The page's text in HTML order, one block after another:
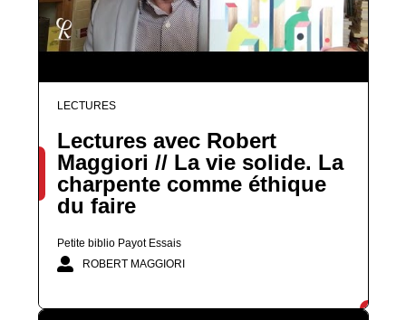
LECTURES
Lectures avec Robert
Maggiori // La vie solide. La
charpente comme éthique
du faire
Petite biblio Payot Essais
ROBERT MAGGIORI